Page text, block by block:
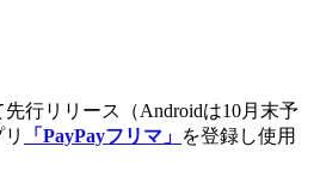
行リリース（Androidは10月末予
「PayPayフリマ」 を登録し使用